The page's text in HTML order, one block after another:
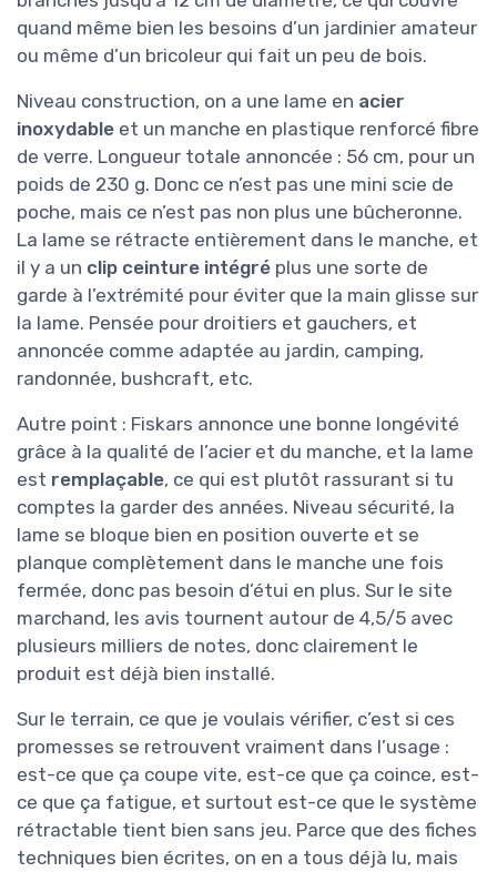
quand même bien les besoins d’un jardinier amateur
ou même d’un bricoleur qui fait un peu de bois.
Niveau construction, on a une lame en acier
inoxydable et un manche en plastique renforcé fibre
de verre. Longueur totale annoncée : 56 cm, pour un
poids de 230 g. Donc ce n’est pas une mini scie de
poche, mais ce n’est pas non plus une bûcheronne.
La lame se rétracte entièrement dans le manche, et
il y a un clip ceinture intégré plus une sorte de
garde à l’extrémité pour éviter que la main glisse sur
la lame. Pensée pour droitiers et gauchers, et
annoncée comme adaptée au jardin, camping,
randonnée, bushcraft, etc.
Autre point : Fiskars annonce une bonne longévité
grâce à la qualité de l’acier et du manche, et la lame
est remplaçable, ce qui est plutôt rassurant si tu
comptes la garder des années. Niveau sécurité, la
lame se bloque bien en position ouverte et se
planque complètement dans le manche une fois
fermée, donc pas besoin d’étui en plus. Sur le site
marchand, les avis tournent autour de 4,5/5 avec
plusieurs milliers de notes, donc clairement le
produit est déjà bien installé.
Sur le terrain, ce que je voulais vérifier, c’est si ces
promesses se retrouvent vraiment dans l’usage :
est-ce que ça coupe vite, est-ce que ça coince, est-
ce que ça fatigue, et surtout est-ce que le système
rétractable tient bien sans jeu. Parce que des fiches
techniques bien écrites, on en a tous déjà lu, mais